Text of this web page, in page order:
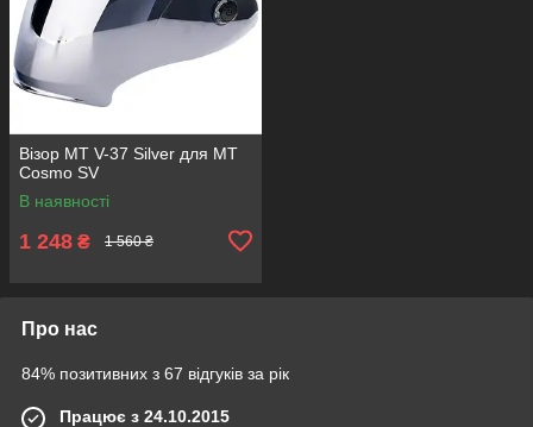
Візор MT V-37 Silver для MT
Cosmo SV
В наявності
1 248 ₴ 1 560 ₴
Про нас
84% позитивних з 67 відгуків за рік
Працює з 24.10.2015